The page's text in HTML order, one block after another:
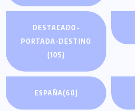
DESTACADO-
PORTADA-DESTINO
(105)
ESPAÑA(60)